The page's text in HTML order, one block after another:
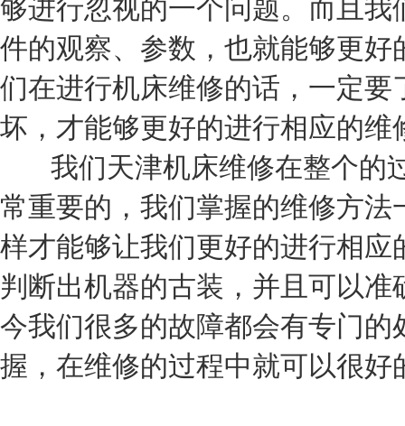
够进行忽视的一个问题。而且
件的观察、参数，也就能够更
们在进行机床维修的话，一定
坏，才能够更好的进行相应的维
我们天津机床维修在整个的
常重要的，我们掌握的维修方
样才能够让我们更好的进行相
判断出机器的古装，并且可以
今我们很多的故障都会有专门
握，在维修的过程中就可以很好